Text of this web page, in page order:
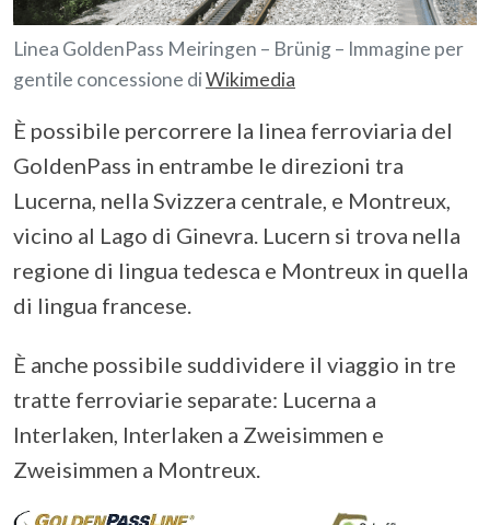
Linea GoldenPass Meiringen – Brünig – Immagine per
gentile concessione diWikimedia
È possibile percorrere la linea ferroviaria del
GoldenPass in entrambe le direzioni tra
Lucerna, nella Svizzera centrale, e Montreux,
vicino al Lago di Ginevra. Lucern si trova nella
regione di lingua tedesca e Montreux in quella
di lingua francese.
È anche possibile suddividere il viaggio in tre
tratte ferroviarie separate: Lucerna a
Interlaken, Interlaken a Zweisimmen e
Zweisimmen a Montreux.